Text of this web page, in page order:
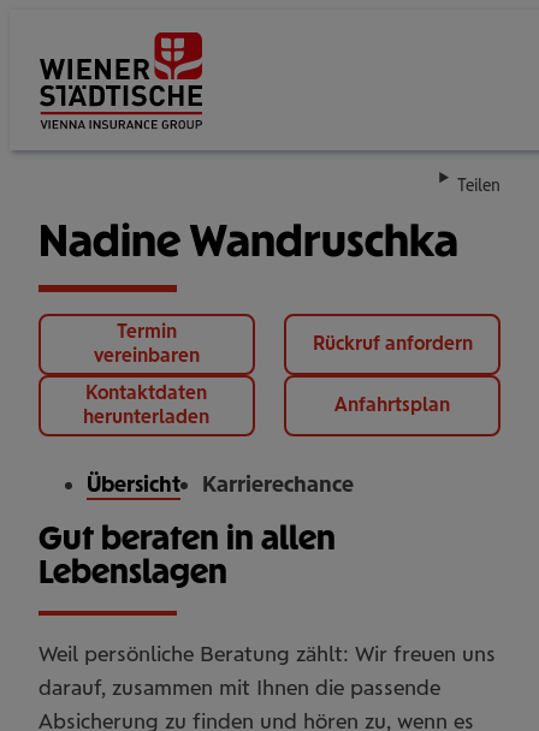
Teilen
Nadine Wandruschka
Termin
vereinbaren
Rückruf anfordern
Kontaktdaten
herunterladen
Anfahrtsplan
Übersicht Karrierechance
Gut beraten in allen
Lebenslagen
Weil persönliche Beratung zählt: Wir freuen uns
darauf, zusammen mit Ihnen die passende
Absicherung zu finden und hören zu, wenn es